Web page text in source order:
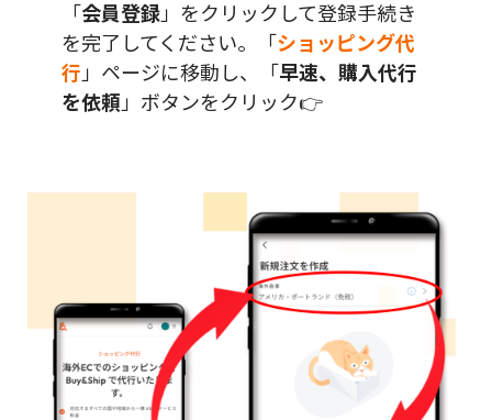
「会員登録」をクリックして登録手続き
を完了してください。「ショッピング代
行」ページに移動し、「早速、購入代行
を依頼」ボタンをクリック👉